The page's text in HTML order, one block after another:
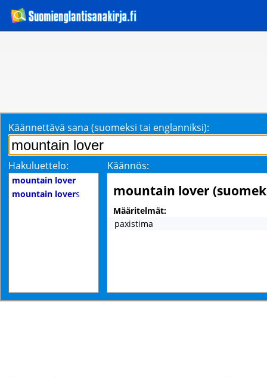
Käännettävä sana (suomeksi tai englanniksi):
Hakuluettelo: Käännös:
mountain lover
mountain lovers mountain lover
Määritelmät:
paxistima